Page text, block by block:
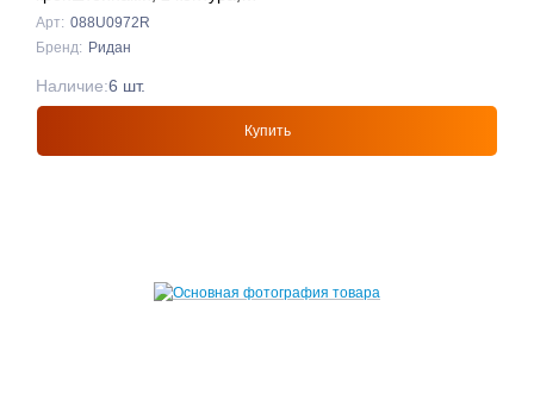
Ридан
Арт: 088U0972R
Бренд: Ридан
Купить
Наличие:6 шт.